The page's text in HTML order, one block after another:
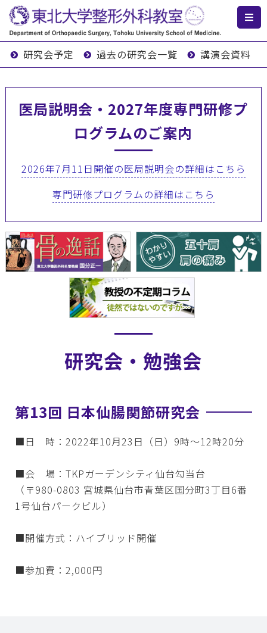
研究会予定 過去の研究会一覧 講演会資料
医局説明会・2027年度専門研修プ
ログラムのご案内
2026年7月11日開催の医局説明会の詳細はこちら
専門研修プログラムの詳細はこちら
研究会・勉強会
第13回 日本仙腸関節研究会
■日 時：2022年10月23日（日）9時～12時20分
■会 場：TKPガーデンシティ仙台勾当台
（〒980-0803 宮城県仙台市青葉区国分町3丁目6番
1号仙台パークビル）
■開催方式：ハイブリッド開催
■参加費：2,000円